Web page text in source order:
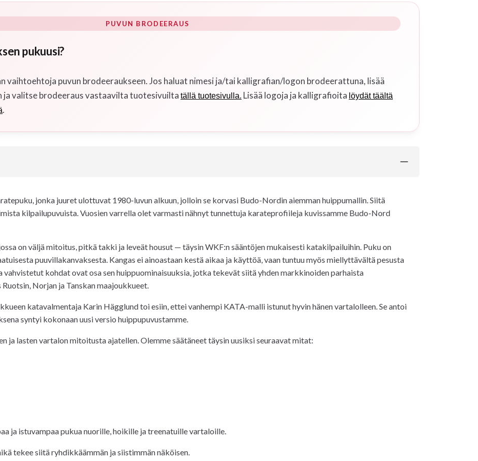
PUVUN BRODEERAUS
pukuusi?
vaihtoehtoja puvun brodeeraukseen. Jos haluat nimesi ja/tai kalligrafian/logon brodeerattuna, lisää
ja valitse brodeeraus vastaavilta tuotesivuilta tällä tuotesivulla. Lisää logoja ja kalligrafioita löydät täältä
.
jonka juuret ulottuvat 1980-luvun alkuun, jolloin se korvasi Budo-Nordin aiemman huippumallin. Siitä
kilpailupuvuista. Vuosien varrella olet varmasti nähnyt tunnettuja karateprofiileja kuvissamme Budo-Nord
on väljä mitoitus, pitkä takki ja leveät housut — täysin WKF:n sääntöjen mukaisesti katakilpailuihin. Puku on
puuvillakanvaksesta. Kangas ei ainoastaan kestä aikaa ja käyttöä, vaan tuntuu myös miellyttävältä pesusta
kohdat ovat osa sen huippuominaisuuksia, jotka tekevät siitä yhden markkinoiden parhaista
Norjan ja Tanskan maajoukkueet.
katavalmentaja Karin Hägglund toi esiin, ettei vanhempi KATA-malli istunut hyvin hänen vartalolleen. Se antoi
syntyi kokonaan uusi versio huippupuvustamme.
ja lasten vartalon mitoitusta ajatellen. Olemme säätäneet täysin uusiksi seuraavat mitat:
ja istuvampaa pukua nuorille, hoikille ja treenatuille vartaloille.
tekee siitä ryhdikkäämmän ja siistimmän näköisen.